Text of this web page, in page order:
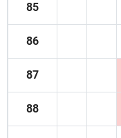
85
86
87
88